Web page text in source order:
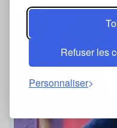
Refuser les
Personnaliser